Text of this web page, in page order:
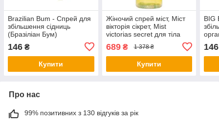
Brazilian Bum - Спрей для
збільшення сідниць
(Бразіліан Бум)
146 ₴
Купити
Жіночий спрей міст, Міст
вікторія сікрет, Mist
victorias secret для тіла
689₴ 1 378 ₴
Купити
BIG
146
Про нас
99% позитивних з 130 відгуків за рік